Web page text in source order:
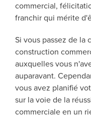
commercial,
franchir qui mérite
Si vous passez de la
construction
auxquelles vous
auparavant.
vous avez planifié
sur la voie de la
commerciale en un